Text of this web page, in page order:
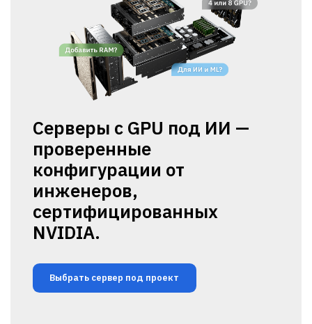
Серверы с GPU под ИИ —
проверенные
конфигурации от
инженеров,
сертифицированных
NVIDIA.
Выбрать сервер под проект